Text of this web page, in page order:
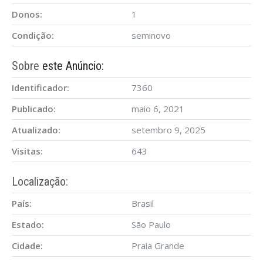
Donos:
1
Condição:
seminovo
Sobre este Anúncio:
Identificador:
7360
Publicado:
maio 6, 2021
Atualizado:
setembro 9, 2025
Visitas:
643
Localização:
País:
Brasil
Estado:
São Paulo
Cidade:
Praia Grande